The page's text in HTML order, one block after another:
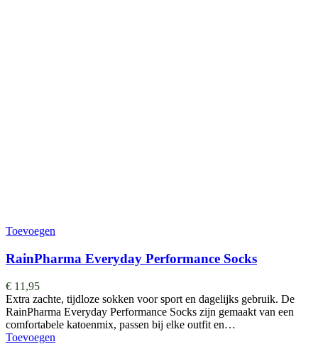
Toevoegen
RainPharma Everyday Performance Socks
€ 11,95
Extra zachte, tijdloze sokken voor sport en dagelijks gebruik. De
RainPharma Everyday Performance Socks zijn gemaakt van een
comfortabele katoenmix, passen bij elke outfit en…
Toevoegen